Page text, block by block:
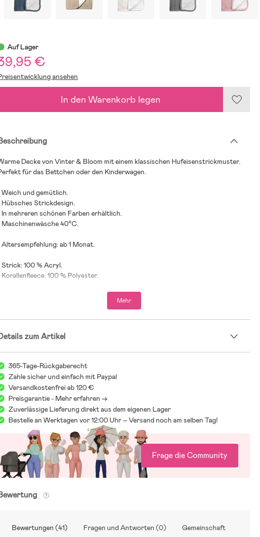
Auf Lager
€
ansehen
In den Warenkorb legen
Decke von Vinter & Bloom mit einem klassischen Hufeisenstrickmuster.
für das Bettchen oder den Kinderwagen.
Weich und gemütlich.
Hübsches Strickdesign.
In mehreren schönen Farben erhältlich.
Maschinenwäsche 40°C.
Altersempfehlung: ab 1 Monat.
Strick: 100 % Acryl.
Korallenfleece: 100 % Polyester.
Mehr
zum Artikel
365-Tage-Rückgaberecht
Zahle sicher und einfach mit Paypal
Versandkostenfrei ab 120 €
Preisgarantie - Mehr erfahren ->
Zuverlässige Lieferung direkt aus dem eigenen Lager
Bestelle an Werktagen vor 12:00 Uhr – Versand noch am selben Tag!
Frage die Community
Bewertungen (41) Fragen und Antworten (0) Gemeinschaft